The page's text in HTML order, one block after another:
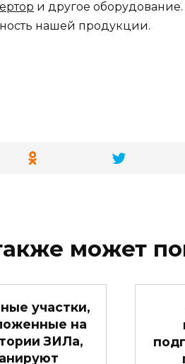
и другое
нашей продукции.
может
участки,
на
ЗИЛа,